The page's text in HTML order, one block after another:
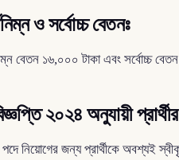
ও সর্বোচ্চ বেতনঃ
বেতন ১৬,০০০ টাকা এবং সর্বোচ্চ
২০২৪ অনুযায়ী
নিয়োগের জন্য প্রার্থীকে অবশ্যই